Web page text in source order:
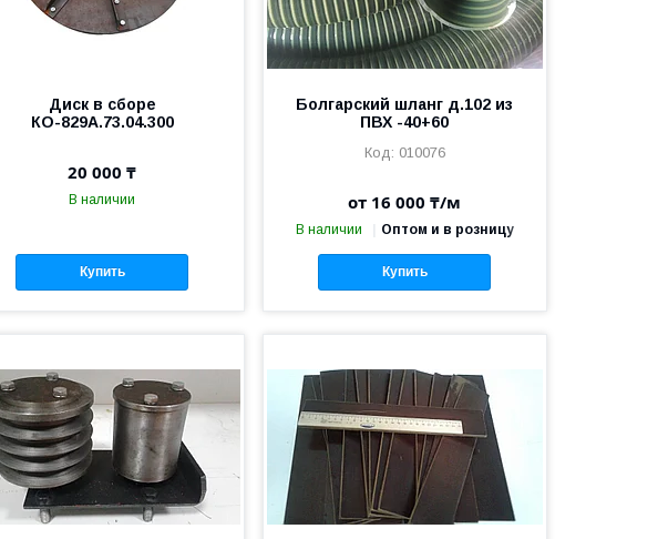
Диск в сборе
КО-829А.73.04.300
20 000 ₸
В наличии
Купить
Болгарский шланг д.102 из
ПВХ -40+60
010076
от 16 000 ₸/м
В наличии Оптом и в розницу
Купить